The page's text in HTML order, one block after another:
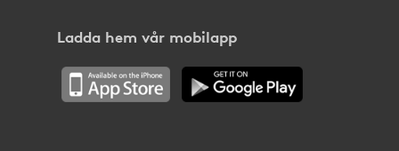
Ladda hem vår mobilapp